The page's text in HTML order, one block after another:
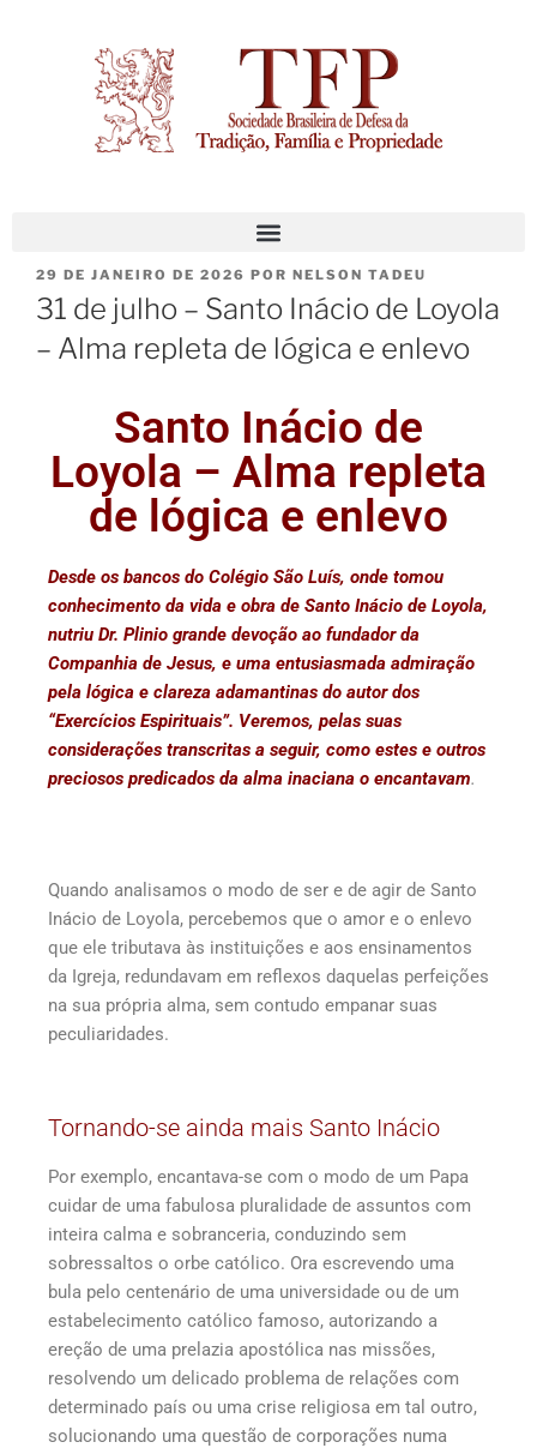
29 DE JANEIRO DE 2026 POR NELSON TADEU
31 de julho – Santo Inácio de Loyola
– Alma repleta de lógica e enlevo
Santo Inácio de
Loyola – Alma repleta
de lógica e enlevo
Desde os bancos do Colégio São Luís, onde tomou
conhecimento da vida e obra de Santo Inácio de Loyola,
nutriu Dr. Plinio grande devoção ao fundador da
Companhia de Jesus, e uma entusiasmada admiração
pela lógica e clareza adamantinas do autor dos
“Exercícios Espirituais”. Veremos, pelas suas
considerações transcritas a seguir, como estes e outros
preciosos predicados da alma inaciana o encantavam.
Quando analisamos o modo de ser e de agir de Santo
Inácio de Loyola, percebemos que o amor e o enlevo
que ele tributava às instituições e aos ensinamentos
da Igreja, redundavam em reflexos daquelas perfeições
na sua própria alma, sem contudo empanar suas
peculiaridades.
Tornando-se ainda mais Santo Inácio
Por exemplo, encantava-se com o modo de um Papa
cuidar de uma fabulosa pluralidade de assuntos com
inteira calma e sobranceria, conduzindo sem
sobressaltos o orbe católico. Ora escrevendo uma
bula pelo centenário de uma universidade ou de um
estabelecimento católico famoso, autorizando a
ereção de uma prelazia apostólica nas missões,
resolvendo um delicado problema de relações com
determinado país ou uma crise religiosa em tal outro,
solucionando uma questão de corporações numa